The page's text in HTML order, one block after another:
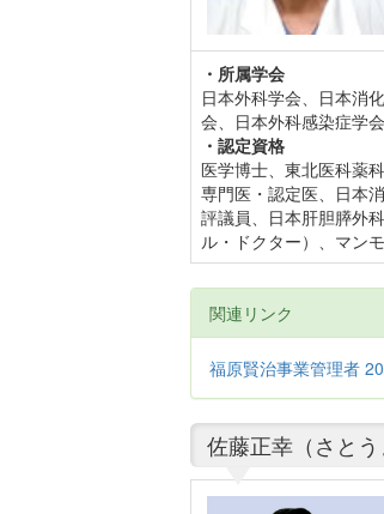
・所属学会
日本外科学会、日本消
会、日本外科感染症学
・認定資格
医学博士、東北医科薬
専門医・認定医、日本
評議員、日本肝胆膵外
ル・ドクター）、マン
関連リンク
福原賢治事業管理者
佐藤正幸（さと